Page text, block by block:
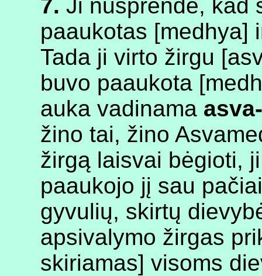
7. Ji nusprendė, kad
paaukotas [medhya]
Tada ji virto žirgu
buvo paaukota
auka vadinama
žino tai, žino
žirgą laisvai bėgioti,
paaukojo jį sau
gyvulių, skirtų
apsivalymo žirgas
skiriamas] visoms